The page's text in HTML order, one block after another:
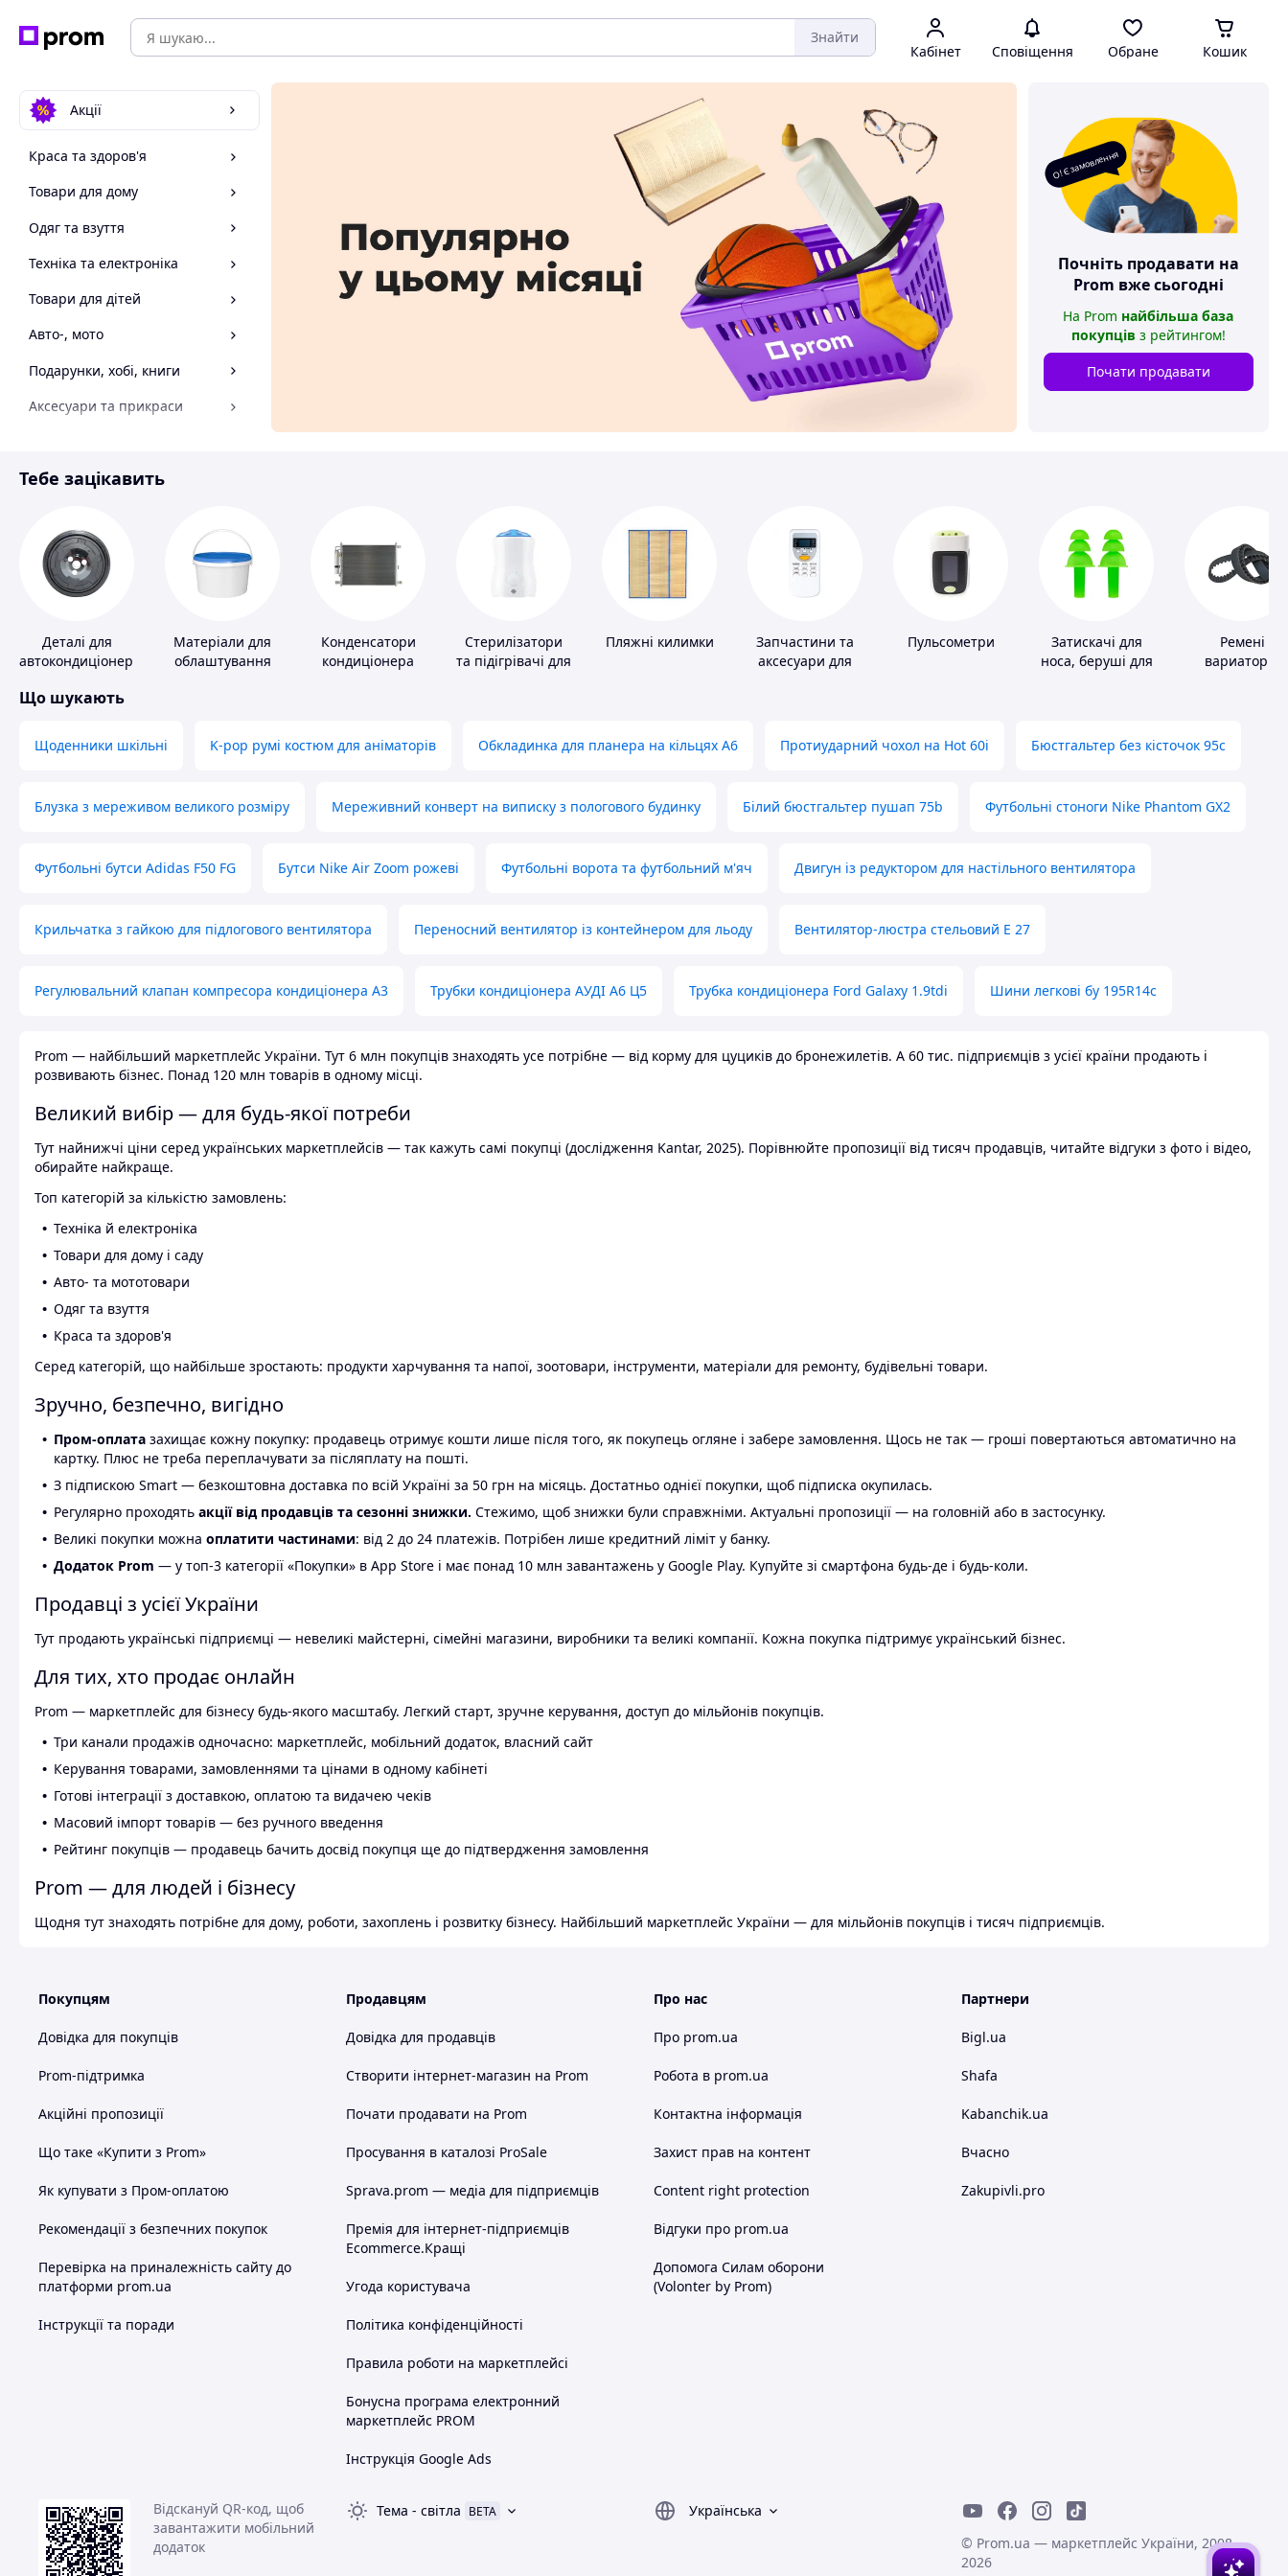
Знайти
Кабінет Сповіщення Обране Кошик
Акції
Краса та здоров'я
Товари для дому
Одяг та взуття
Техніка та електроніка
Товари для дітей
Авто-, мото
Подарунки, хобі, книги
Аксесуари та прикраси
Спорт і відпочинок
О! Є замовлення
Почніть продавати на
Prom вже сьогодні
На Prom найбільша база
покупців з рейтингом!
Почати продавати
Тебе зацікавить
Деталі для
автокондиціонерів
Матеріали для
облаштування
Конденсатори
кондиціонера
Стерилізатори
та підігрівачі для
Пляжні килимки
Запчастини та
аксесуари для
Пульсометри
Затискачі для
носа, беруші для
Ремені
вариаторні
Що шукають
Щоденники шкільні K-pop румі костюм для аніматорів Обкладинка для планера на кільцях А6 Протиударний чохол на Hot 60i Бюстгальтер без кісточок 95с
Блузка з мереживом великого розміру Мереживний конверт на виписку з пологового будинку Білий бюстгальтер пушап 75b Футбольні стоноги Nike Phantom GX2
Футбольні бутси Adidas F50 FG Бутси Nike Air Zoom рожеві Футбольні ворота та футбольний м'яч Двигун із редуктором для настільного вентилятора
Крильчатка з гайкою для підлогового вентилятора Переносний вентилятор із контейнером для льоду Вентилятор-люстра стельовий E 27
Регулювальний клапан компресора кондиціонера А3 Трубки кондиціонера АУДІ А6 Ц5 Трубка кондиціонера Ford Galaxy 1.9tdi Шини легкові бу 195R14c
Prom — найбільший маркетплейс України. Тут 6 млн покупців знаходять усе потрібне — від корму для цуциків до бронежилетів. А 60 тис. підприємців з усієї країни продають і
розвивають бізнес. Понад 120 млн товарів в одному місці.
Великий вибір — для будь-якої потреби
Тут найнижчі ціни серед українських маркетплейсів — так кажуть самі покупці (дослідження Kantar, 2025). Порівнюйте пропозиції від тисяч продавців, читайте відгуки з фото і відео,
обирайте найкраще.
Топ категорій за кількістю замовлень:
Техніка й електроніка
Товари для дому і саду
Авто- та мототовари
Одяг та взуття
Краса та здоров'я
Серед категорій, що найбільше зростають: продукти харчування та напої, зоотовари, інструменти, матеріали для ремонту, будівельні товари.
Зручно, безпечно, вигідно
Пром-оплата захищає кожну покупку: продавець отримує кошти лише після того, як покупець огляне і забере замовлення. Щось не так — гроші повертаються автоматично на
картку. Плюс не треба переплачувати за післяплату на пошті.
З підпискою Smart — безкоштовна доставка по всій Україні за 50 грн на місяць. Достатньо однієї покупки, щоб підписка окупилась.
Регулярно проходять акції від продавців та сезонні знижки. Стежимо, щоб знижки були справжніми. Актуальні пропозиції — на головній або в застосунку.
Великі покупки можна оплатити частинами: від 2 до 24 платежів. Потрібен лише кредитний ліміт у банку.
Додаток Prom — у топ-3 категорії «Покупки» в App Store і має понад 10 млн завантажень у Google Play. Купуйте зі смартфона будь-де і будь-коли.
Продавці з усієї України
Тут продають українські підприємці — невеликі майстерні, сімейні магазини, виробники та великі компанії. Кожна покупка підтримує український бізнес.
Для тих, хто продає онлайн
Prom — маркетплейс для бізнесу будь-якого масштабу. Легкий старт, зручне керування, доступ до мільйонів покупців.
Три канали продажів одночасно: маркетплейс, мобільний додаток, власний сайт
Керування товарами, замовленнями та цінами в одному кабінеті
Готові інтеграції з доставкою, оплатою та видачею чеків
Масовий імпорт товарів — без ручного введення
Рейтинг покупців — продавець бачить досвід покупця ще до підтвердження замовлення
Prom — для людей і бізнесу
Щодня тут знаходять потрібне для дому, роботи, захоплень і розвитку бізнесу. Найбільший маркетплейс України — для мільйонів покупців і тисяч підприємців.
Покупцям
Довідка для покупців
Prom-підтримка
Акційні пропозиції
Що таке «Купити з Prom»
Як купувати з Пром-оплатою
Рекомендації з безпечних покупок
Перевірка на приналежність сайту до
платформи prom.ua
Інструкції та поради
Продавцям
Довідка для продавців
Створити інтернет-магазин на Prom
Почати продавати на Prom
Просування в каталозі ProSale
Sprava.prom — медіа для підприємців
Премія для інтернет-підприємців
Ecommerce.Кращі
Угода користувача
Політика конфіденційності
Правила роботи на маркетплейсі
Бонусна програма електронний
маркетплейс PROM
Інструкція Google Ads
Про нас
Про prom.ua
Робота в prom.ua
Контактна інформація
Захист прав на контент
Content right protection
Відгуки про prom.ua
Допомога Силам оборони
(Volonter by Prom)
Партнери
Bigl.ua
Shafa
Kabanchik.ua
Вчасно
Zakupivli.pro
Відскануй QR-код, щоб
завантажити мобільний
додаток
Тема - світла BETA
Українська
© Prom.ua — маркетплейс України, 2008-
2026